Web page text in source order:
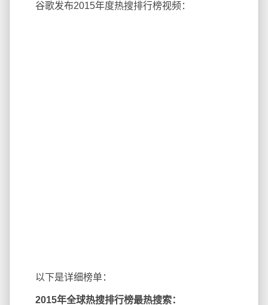
谷歌发布2015年度热搜排行榜视频：
以下是详细榜单：
2015年全球热搜排行榜最热搜索：